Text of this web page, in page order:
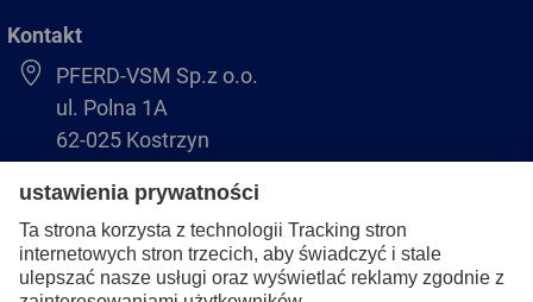
Kontakt
PFERD-VSM Sp.z o.o.
ul. Polna 1A
62-025 Kostrzyn
+48 61 8970 480
biuro@pferdvsm.pl
+48 61 8970 490